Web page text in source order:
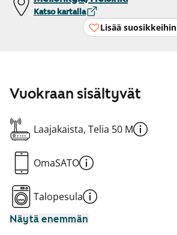
Katso kartalla
Lisää suosikkeihin
Vuokraan sisältyvät
Laajakaista, Telia 50 M
OmaSATO
Talopesula
Näytä enemmän